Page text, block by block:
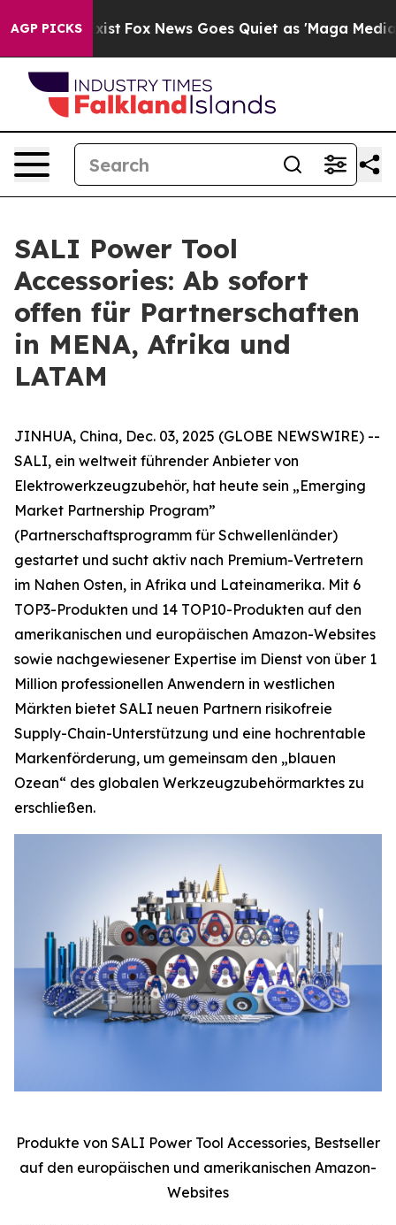
AGP PICKS
Exist Fox News Goes Quiet as 'Maga Media
SALI Power Tool
Accessories: Ab sofort
offen für Partnerschaften
in MENA, Afrika und
LATAM
JINHUA, China, Dec. 03, 2025 (GLOBE NEWSWIRE) --
SALI, ein weltweit führender Anbieter von
Elektrowerkzeugzubehör, hat heute sein „Emerging
Market Partnership Program”
(Partnerschaftsprogramm für Schwellenländer)
gestartet und sucht aktiv nach Premium-Vertretern
im Nahen Osten, in Afrika und Lateinamerika. Mit 6
TOP3-Produkten und 14 TOP10-Produkten auf den
amerikanischen und europäischen Amazon-Websites
sowie nachgewiesener Expertise im Dienst von über 1
Million professionellen Anwendern in westlichen
Märkten bietet SALI neuen Partnern risikofreie
Supply-Chain-Unterstützung und eine hochrentable
Markenförderung, um gemeinsam den „blauen
Ozean“ des globalen Werkzeugzubehörmarktes zu
erschließen.
Produkte von SALI Power Tool Accessories, Bestseller
auf den europäischen und amerikanischen Amazon-
Websites